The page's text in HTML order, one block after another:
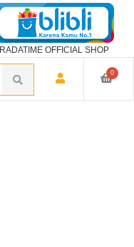
RADATIME OFFICIAL SHOP
0